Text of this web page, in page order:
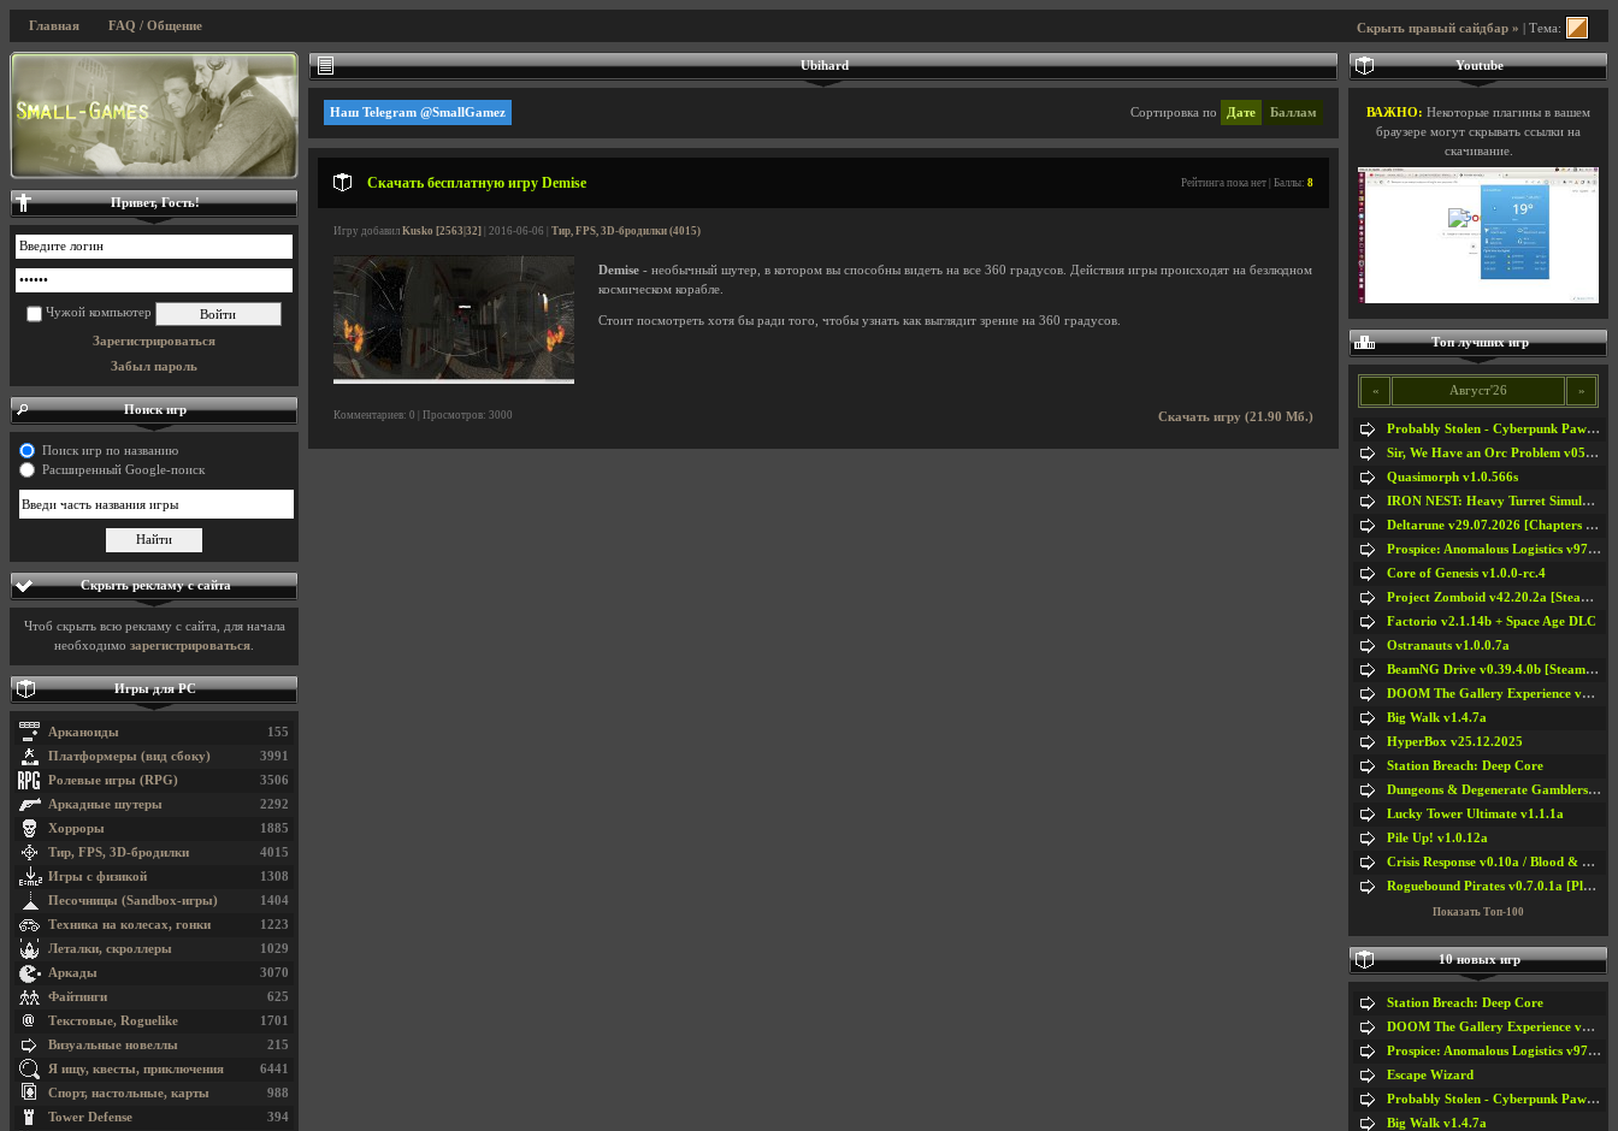
Скрыть правый сайдбар » | Тема:
Главная FAQ / Общение
Ubihard
Сортировка по Дате Баллам
Наш Telegram @SmallGamez
Скачать бесплатную игру Demise Рейтинга пока нет | Баллы: 8
Игру добавил Kusko [2563|32] | 2016-06-06 | Тир, FPS, 3D-бродилки (4015)
Demise - необычный шутер, в котором вы способны видеть на все 360 градусов. Действия игры происходят на безлюдном
космическом корабле.
Стоит посмотреть хотя бы ради того, чтобы узнать как выглядит зрение на 360 градусов.
Скачать игру (21.90 Мб.)
Комментариев: 0 | Просмотров: 3000
Привет, Гость!
Чужой компьютер
Зарегистрироваться
Забыл пароль
Поиск игр
Поиск игр по названию
Расширенный Google-поиск
Скрыть рекламу с сайта
Чтоб скрыть всю рекламу с сайта, для начала
необходимо зарегистрироваться
Игры для PC
155
Арканоиды
3991
Платформеры (вид сбоку)
3506
Ролевые игры (RPG)
2292
Аркадные шутеры
1885
Хорроры
4015
Тир, FPS, 3D-бродилки
1308
Игры с физикой
1404
Песочницы (Sandbox-игры)
1223
Техника на колесах, гонки
1029
Леталки, скроллеры
3070
Аркады
625
Файтинги
1701
Текстовые, Roguelike
215
Визуальные новеллы
6441
Я ищу, квесты, приключения
988
Спорт, настольные, карты
394
Tower Defense
Youtube
ВАЖНО: Некоторые плагины в вашем
браузере могут скрывать ссылки на
скачивание.
Топ лучших игр
« Август'26 »
Probably Stolen - Cyberpunk Pawnshop Simulator v048c [Playtest]
Sir, We Have an Orc Problem v05.08.2026
Quasimorph v1.0.566s
IRON NEST: Heavy Turret Simulator v1.0a
Deltarune v29.07.2026 [Chapters 1-5] / + RUS [Chapters 1-5]
Prospice: Anomalous Logistics v97 [Playtest]
Core of Genesis v1.0.0-rc.4
Project Zomboid v42.20.2a [Steam Early Access]
Factorio v2.1.14b + Space Age DLC
Ostranauts v1.0.0.7a
BeamNG Drive v0.39.4.0b [Steam Early Access]
DOOM The Gallery Experience v1.4.2
Big Walk v1.4.7a
HyperBox v25.12.2025
Station Breach: Deep Core
Dungeons & Degenerate Gamblers v2.0.2a
Lucky Tower Ultimate v1.1.1a
Pile Up! v1.0.12a
Crisis Response v0.10a / Blood & Bullet
Roguebound Pirates v0.7.0.1a [Playtest]
Показать Топ-100
10 новых игр
Station Breach: Deep Core
DOOM The Gallery Experience v1.4.2
Prospice: Anomalous Logistics v97 [Playtest]
Escape Wizard
Probably Stolen - Cyberpunk Pawnshop Simulator v048c [Playtest]
Big Walk v1.4.7a